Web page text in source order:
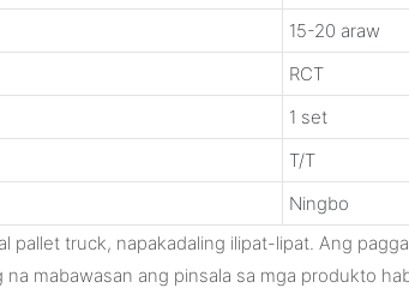
15-20 araw
RCT
1 set
T/T
Ningbo
pallet truck, napakadaling ilipat-lipat. Ang
mabawasan ang pinsala sa mga produkto